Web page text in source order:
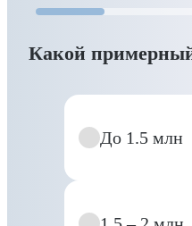
Какой
До 1.5 млн